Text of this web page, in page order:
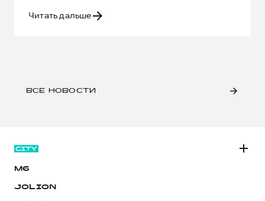
Читать дальше
ВСЕ НОВОСТИ
M6
JOLION